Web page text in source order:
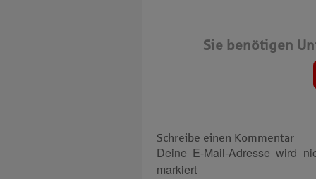
Sie benötigen
Schreibe einen Kommentar
Deine E-Mail-Adresse wird
markiert